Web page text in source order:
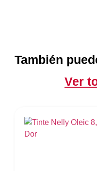
También
Ver